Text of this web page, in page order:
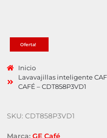
Oferta!
Inicio
Lavavajillas inteligente
CAFÉ – CDT858P3VD1
SKU: CDT858P3VD1
Marca: GE Café